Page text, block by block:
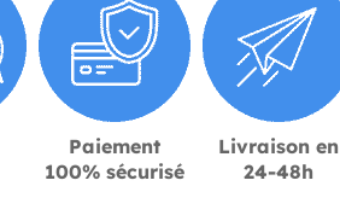
Paiement
100% sécurisé
Livraison en
24-48h